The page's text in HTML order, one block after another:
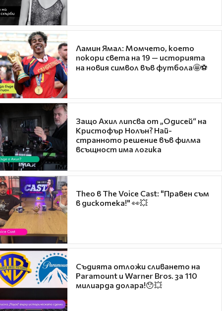
Ламин Ямал: Момчето, което
покори света на 19 — историята
на новия символ във футбола🤩⚽
Защо Ахил липсва от „Одисей“ на
Кристофър Нолън? Най-
странното решение във филма
всъщност има логика
Theo в The Voice Cast: "Правен съм
в дискотека!" 👀💥
Съдията отложи сливането на
Paramount и Warner Bros. за 110
милиарда долара!😯💥